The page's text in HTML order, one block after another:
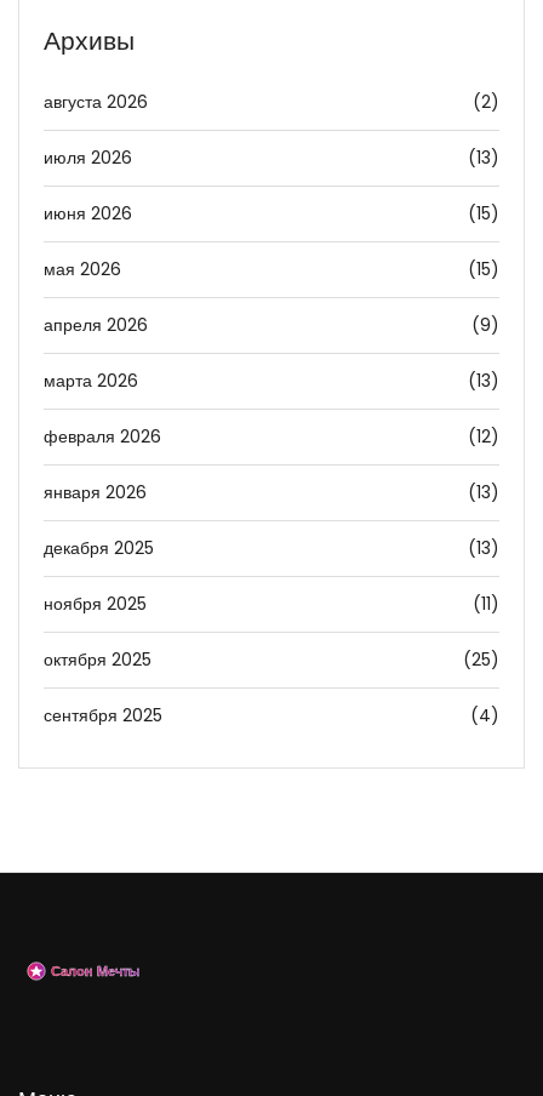
Архивы
августа 2026 (2)
июля 2026 (13)
июня 2026 (15)
мая 2026 (15)
апреля 2026 (9)
марта 2026 (13)
февраля 2026 (12)
января 2026 (13)
декабря 2025 (13)
ноября 2025 (11)
октября 2025 (25)
сентября 2025 (4)